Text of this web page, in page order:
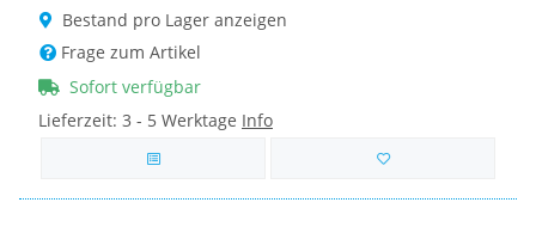
Bestand pro Lager anzeigen
Frage zum Artikel
Sofort verfügbar
Lieferzeit: 3 - 5 Werktage Info